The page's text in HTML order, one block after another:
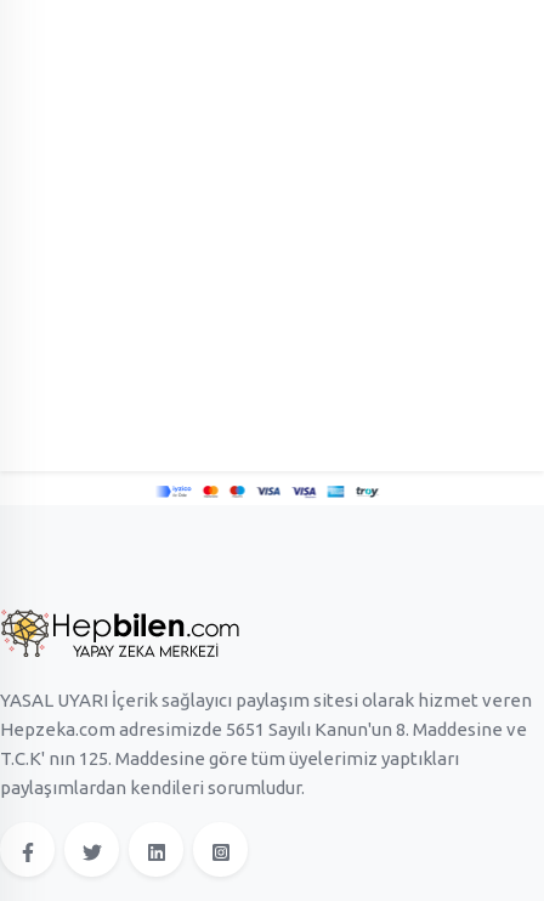
YASAL UYARI İçerik sağlayıcı paylaşım sitesi olarak hizmet veren
Hepzeka.com adresimizde 5651 Sayılı Kanun'un 8. Maddesine ve
T.C.K' nın 125. Maddesine göre tüm üyelerimiz yaptıkları
paylaşımlardan kendileri sorumludur.